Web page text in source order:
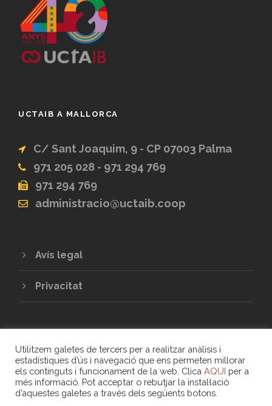
UCTAIB A MALLORCA
C/ Sant Joaquim, 9 - CP 07003 Palma
971 205 028 - 971 294 769
971 294 769
administracio@uctaib.coop
Avís legal
Privacitat
COPYRIGHT 2020 - UNIÓ DE COOPERATIVES
DE TREBALL ASSOCIAT DE LES ILLES
Utilitzem galetes de tercers per a realitzar anàlisis i
estadístiques d’ús i navegació que ens permeten millorar
els continguts i funcionament de la web. Clica AQUI per a
més informació. Pot acceptar o rebutjar la instal·lació
d’aquestes galetes a través dels següents botons.